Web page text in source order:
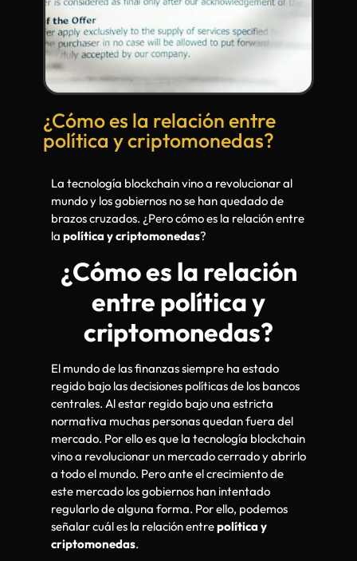
¿Cómo es la relación entre
política y criptomonedas?
La tecnología blockchain vino a revolucionar al
mundo y los gobiernos no se han quedado de
brazos cruzados. ¿Pero cómo es la relación entre
la política y criptomonedas?
¿Cómo es la relación
entre política y
criptomonedas?
El mundo de las finanzas siempre ha estado
regido bajo las decisiones políticas de los bancos
centrales. Al estar regido bajo una estricta
normativa muchas personas quedan fuera del
mercado. Por ello es que la tecnología blockchain
vino a revolucionar un mercado cerrado y abrirlo
a todo el mundo. Pero ante el crecimiento de
este mercado los gobiernos han intentado
regularlo de alguna forma. Por ello, podemos
señalar cuál es la relación entrepolítica y
criptomonedas.